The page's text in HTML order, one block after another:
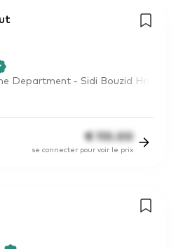
Department - Sidi Bouzid Ho
€ 110.00
se connecter pour voir le prix